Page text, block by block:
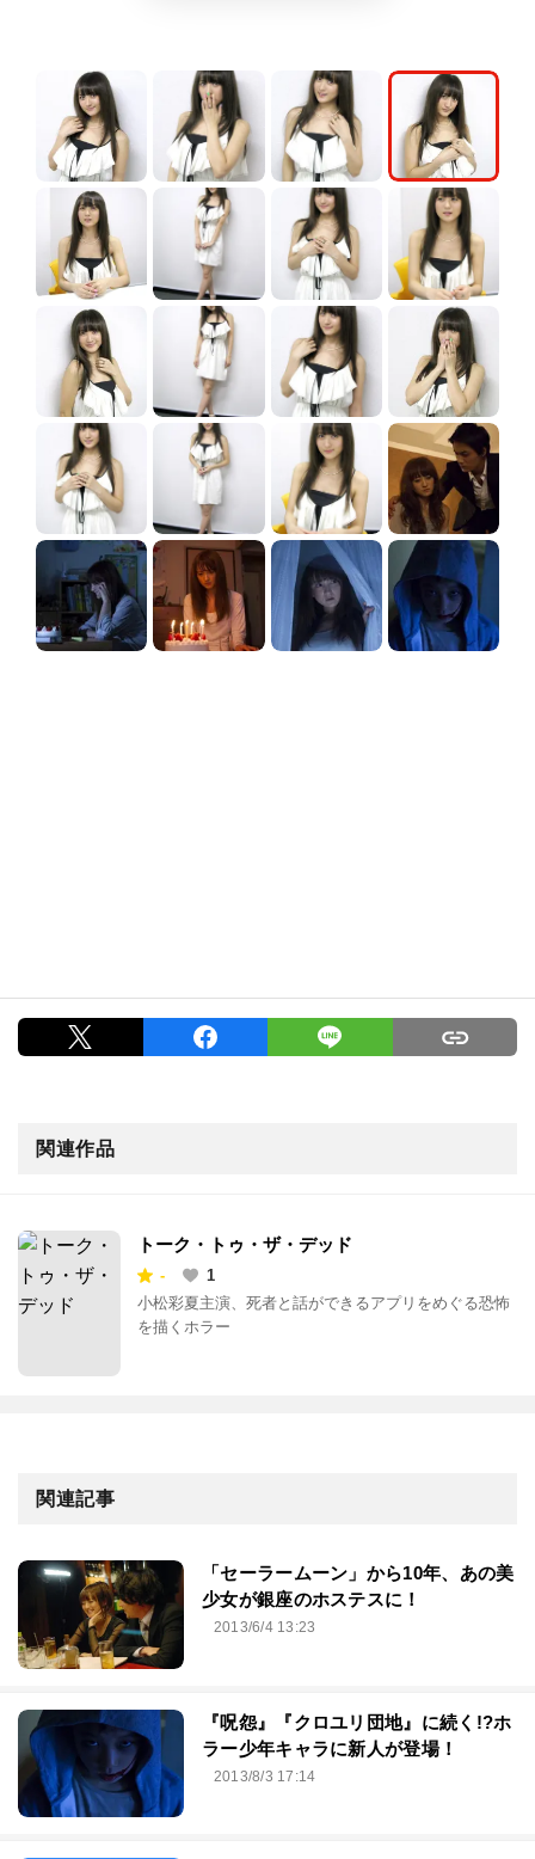
関連作品
トーク・トゥ・ザ・デッド
-
1
小松彩夏主演、死者と話ができるアプリをめぐる恐怖
を描くホラー
関連記事
「セーラームーン」から10年、あの美
少女が銀座のホステスに！
2013/6/4 13:23
『呪怨』『クロユリ団地』に続く!?ホ
ラー少年キャラに新人が登場！
2013/8/3 17:14